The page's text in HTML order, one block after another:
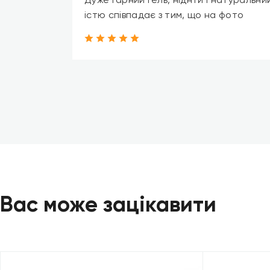
істю співпадає з тим, що на фото
Вас може зацікавити